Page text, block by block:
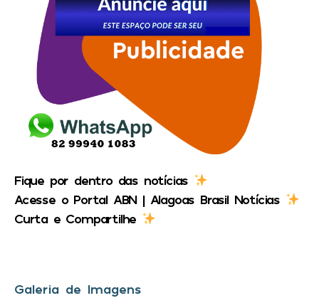
Fique por dentro das notícias
Acesse o Portal ABN | Alagoas Brasil Notícias
Curta e Compartilhe
Galeria de Imagens